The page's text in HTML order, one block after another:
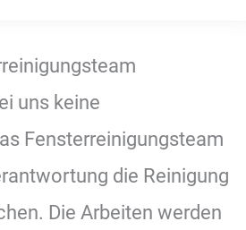
uns keine
Fensterreinigungsteam
die Reinigung
Die Arbeiten werden